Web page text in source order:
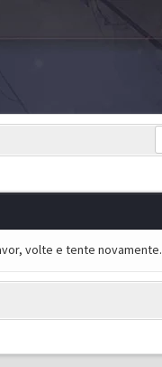
volte e tente novamente.